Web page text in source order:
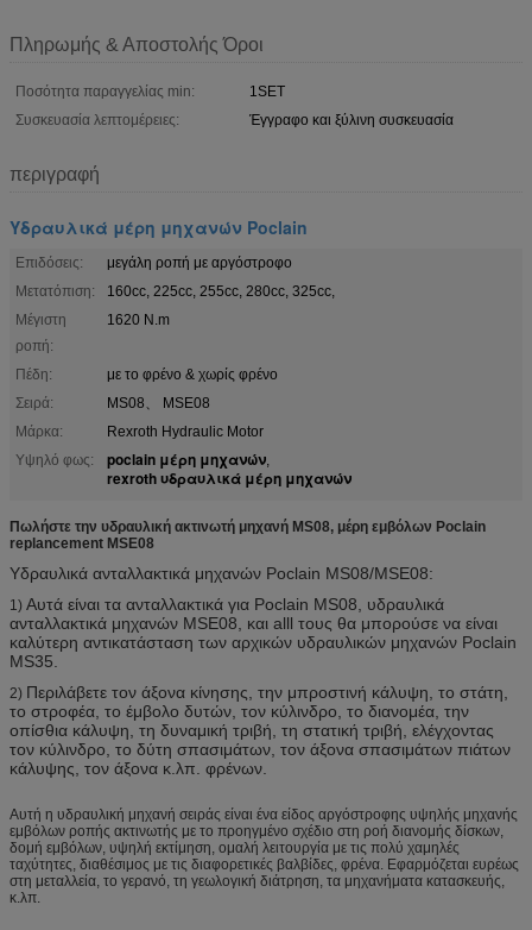
Πληρωμής & Αποστολής Όροι
Ποσότητα παραγγελίας min:
1SET
Συσκευασία λεπτομέρειες:
Έγγραφο και ξύλινη συσκευασία
περιγραφή
Υδραυλικά μέρη μηχανών Poclain
Επιδόσεις:
μεγάλη ροπή με αργόστροφο
Μετατόπιση:
160cc, 225cc, 255cc, 280cc, 325cc,
Μέγιστη
ροπή:
1620 N.m
Πέδη:
με το φρένο & χωρίς φρένο
Σειρά:
MS08、 MSE08
Μάρκα:
Rexroth Hydraulic Motor
Υψηλό φως:
poclain μέρη μηχανών,
rexroth υδραυλικά μέρη μηχανών
Πωλήστε την υδραυλική ακτινωτή μηχανή MS08, μέρη εμβόλων Poclain
replancement MSE08
Υδραυλικά ανταλλακτικά μηχανών Poclain MS08/MSE08:
1) Αυτά είναι τα ανταλλακτικά για Poclain MS08, υδραυλικά
ανταλλακτικά μηχανών MSE08, και alll τους θα μπορούσε να είναι
καλύτερη αντικατάσταση των αρχικών υδραυλικών μηχανών Poclain
MS35.
2) Περιλάβετε τον άξονα κίνησης, την μπροστινή κάλυψη, το στάτη,
το στροφέα, το έμβολο δυτών, τον κύλινδρο, το διανομέα, την
οπίσθια κάλυψη, τη δυναμική τριβή, τη στατική τριβή, ελέγχοντας
τον κύλινδρο, το δύτη σπασιμάτων, τον άξονα σπασιμάτων πιάτων
κάλυψης, τον άξονα κ.λπ. φρένων.
Αυτή η υδραυλική μηχανή σειράς είναι ένα είδος αργόστροφης υψηλής μηχανής
εμβόλων ροπής ακτινωτής με το προηγμένο σχέδιο στη ροή διανομής δίσκων,
δομή εμβόλων, υψηλή εκτίμηση, ομαλή λειτουργία με τις πολύ χαμηλές
ταχύτητες, διαθέσιμος με τις διαφορετικές βαλβίδες, φρένα. Εφαρμόζεται ευρέως
στη μεταλλεία, το γερανό, τη γεωλογική διάτρηση, τα μηχανήματα κατασκευής,
κ.λπ.